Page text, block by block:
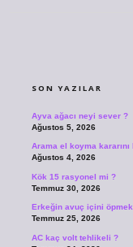
SON YAZILAR
Ayva ağacı neyi sever ?
Ağustos 5, 2026
Arama el koyma
Ağustos 4, 2026
Kök 15 rasyonel mi ?
Temmuz 30, 2026
Erkeğin avuç içini
Temmuz 25, 2026
AC kaç volt tehlikeli ?